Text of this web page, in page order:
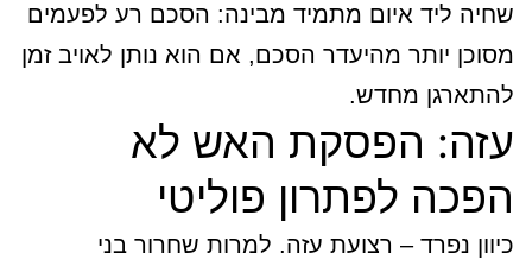
שחיה ליד איום מתמיד מבינה: הסכם רע לפעמים
מסוכן יותר מהיעדר הסכם, אם הוא נותן לאויב זמן
להתארגן מחדש.
עזה: הפסקת האש לא
הפכה לפתרון פוליטי
כיוון נפרד – רצועת עזה. למרות שחרור בני